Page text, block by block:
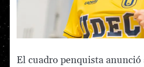
El cuadro penquista anunció